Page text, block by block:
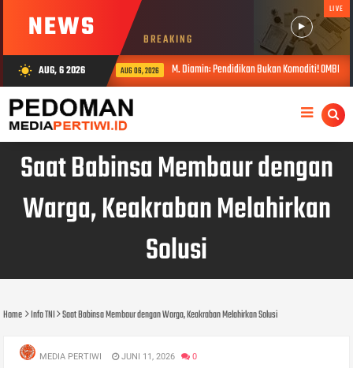
NEWS BREAKING
LIVE
wb_sunny AUG, 6 2026AUG 06, 2026 M. Diamin: Pendidikan Bukan Komoditi! OMBB Desak
Saat Babinsa Membaur dengan
Warga, Keakraban Melahirkan
Solusi
Home Info TNI Saat Babinsa Membaur dengan Warga, Keakraban Melahirkan Solusi
MEDIA PERTIWI JUNI 11, 2026 0